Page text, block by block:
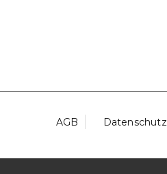
AGB Datenschutz